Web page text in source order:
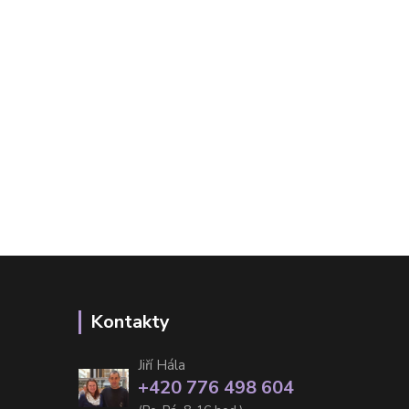
Kontakty
Jiří Hála
+420 776 498 604